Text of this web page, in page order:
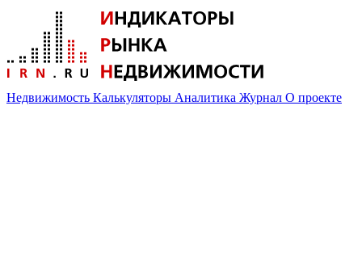
Недвижимость Калькуляторы Аналитика Журнал О проекте